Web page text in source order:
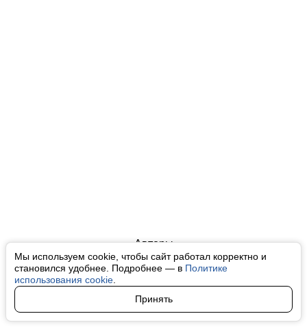
Мы используем cookie, чтобы сайт работал корректно и
становился удобнее. Подробнее — в Политике
использования cookie
Принять
Авторы
О нас
Архив
Условия использования cookie